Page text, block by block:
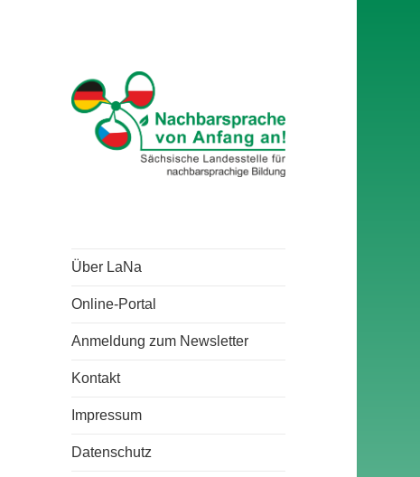
Über LaNa
Online-Portal
Anmeldung zum Newsletter
Kontakt
Impressum
Datenschutz